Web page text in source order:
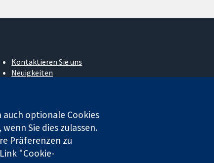
Kontaktieren Sie uns
Neuigkeiten
Cochrane Library
Haftung (Nr. 03044323) registriert. Umsatzsteuer-
optionale Cookies
Sie dies zulassen.
Präferenzen zu
"Cookie-